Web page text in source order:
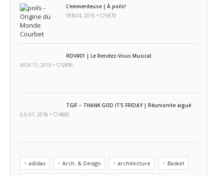
L’emmerdeuse | À poils!
FEB 04, 2015 •
5870
RDV#01 | Le Rendez-Vous Musical.
NOV 11, 2013 •
2895
TGIF – THANK GOD IT’S FRIDAY | Réunionite aiguë
JUL 01, 2016 •
4882
adidas Arch. & Design architecture Basket